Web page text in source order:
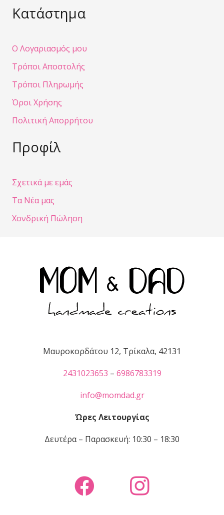
Κατάστημα
Ο Λογαριασμός μου
Τρόποι Αποστολής
Τρόποι Πληρωμής
Όροι Χρήσης
Πολιτική Απορρήτου
Προφίλ
Σχετικά με εμάς
Τα Νέα μας
Χονδρική Πώληση
Μαυροκορδάτου 12, Τρίκαλα, 42131
2431023653 – 6986783319
info@momdad.gr
Ώρες Λειτουργίας
Δευτέρα – Παρασκευή: 10:30 – 18:30